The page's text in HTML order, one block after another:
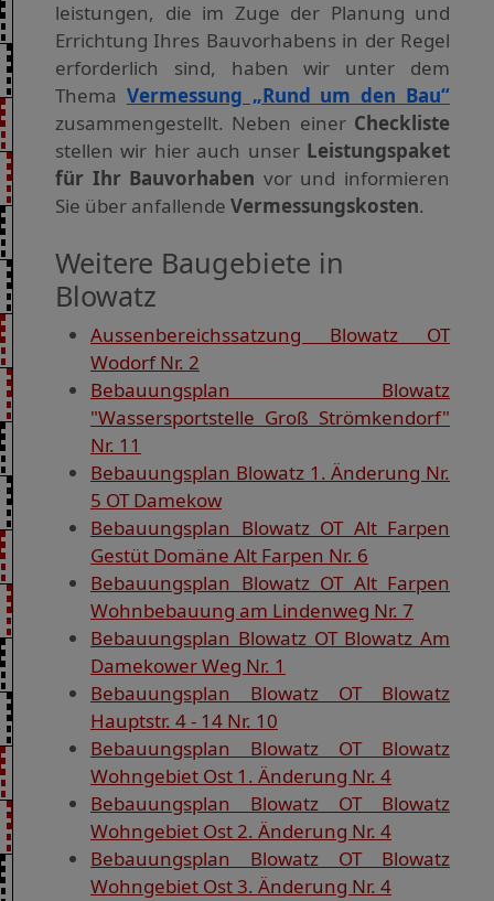
leistungen, die im Zuge der Planung und
Errichtung Ihres Bauvorhabens in der Regel
erforderlich sind, haben wir unter dem
Thema Vermessung „Rund um den Bau“
zusammengestellt. Neben einer Checkliste
stellen wir hier auch unser Leistungspaket
für Ihr Bauvorhaben vor und informieren
Sie über anfallende Vermessungskosten.
Weitere Baugebiete in
Blowatz
Aussenbereichssatzung Blowatz OT
Wodorf Nr. 2
Bebauungsplan Blowatz
"Wassersportstelle Groß Strömkendorf"
Nr. 11
Bebauungsplan Blowatz 1. Änderung Nr.
5 OT Damekow
Bebauungsplan Blowatz OT Alt Farpen
Gestüt Domäne Alt Farpen Nr. 6
Bebauungsplan Blowatz OT Alt Farpen
Wohnbebauung am Lindenweg Nr. 7
Bebauungsplan Blowatz OT Blowatz Am
Damekower Weg Nr. 1
Bebauungsplan Blowatz OT Blowatz
Hauptstr. 4 - 14 Nr. 10
Bebauungsplan Blowatz OT Blowatz
Wohngebiet Ost 1. Änderung Nr. 4
Bebauungsplan Blowatz OT Blowatz
Wohngebiet Ost 2. Änderung Nr. 4
Bebauungsplan Blowatz OT Blowatz
Wohngebiet Ost 3. Änderung Nr. 4